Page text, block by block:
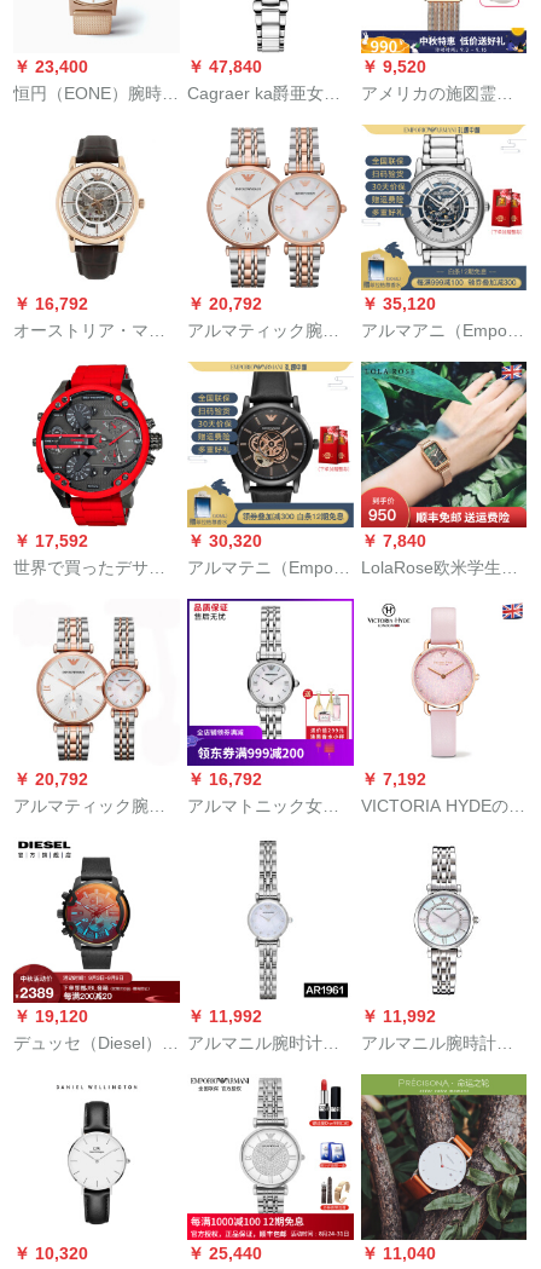
連名ギフトボックス
407 B 488
￥ 23,400
恒円（EONE）腕時計
時計時計オーミブド
ラン男女フュージョ
ン腕時計ロズゴ触感
腕時計時計
￥ 47,840
Cagraer ka爵亜女表
女性史腕時計潮流陶
磁器ベル入力機芯ク
ウォーク30メトール
防水シュー水晶モザ
イク星螺旋6103.SEK
クラ星螺旋
61030.SEKクラノー
ト
￥ 9,520
アメリカの施図霊
薄型腕时计は女性で
あるファンシーがシ
ンプルで、カラフル
の母の文字盘はスッ
パーの气质の女性时
计の贝母の桜の金を
编みます。
￥ 16,792
オーストリア・マイ
全自動機械透かしフ
ァァンビウス男性時
計機械式ベルト男性
時計AR 1983
￥ 20,792
アルマティック腕時
ウォークク腕時計ビ
ネ男性女性カープ腕
時計ペアラ1677+AR
1683
￥ 35,120
アルマアニ（Emporio
ラシクケースケース
ケースケースケース
ケースケースの透ka
彫刻りファンビズ男
性機械表少量現物AR
6006
￥ 17,592
世界で買ったデサイ
字盤の覇気腕時計DZ
7395黒盤赤シンコン
テスト
￥ 30,320
アルマテニ（Emporio
Ammani）腕時計新型
ベルトロ男時計クラ
シックレジカ透窓の
透ka彫刻りフファプ
ロビアンマシン2019
新型呉磊同款AR
600112
￥ 7,840
LolaRose欧米学生女
ファンシーのでライ
トカージュの女性石
創意英表ins軽奢小衆
孔雀石緑方形表旗艦
店LR 4122(20 mm盤
ミラノネルスチール
帯)
￥ 20,792
アルマティック腕時
ウォークク腕時計ビ
ネ男性女性カープ腕
時計ペアラ1677+AR
￥ 16,792
アルマトニック女性
クウォーク腕时计AR
￥ 7,192
VICTORIA HYDEの腕
銀河系Vh腕時計クウ
ォークク腕時計ファ
ンシー軽奢女子時計
プロシュート学生腕
時計雪波柔粉ベルVH
￥ 19,120
デュッセ（Diesel）腕
黄景瑜は同じ偏光三
眼クロクとなりま
￥ 11,992
アルマニル腕时计レ
ファンの女性时计百
合新式カープ时计女
性腕时计AR 1961ス
イベルベルト
￥ 11,992
アルマニル腕時計皮
ンカジュアル簡単ク
ウォーツ女史腕時計
AR 1908スチールベ
ルト
￥ 10,320
￥ 25,440
￥ 11,040